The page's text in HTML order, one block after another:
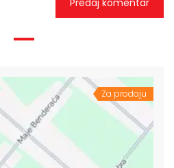
Za prodaju